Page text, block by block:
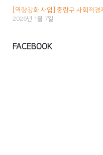
[역량강화 사업] 중랑구 사회적경
2026년 1월 7일
FACEBOOK